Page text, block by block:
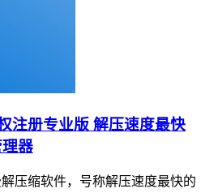
注册专业版 解压速度最快
器
压缩软件，号称解压速度最快的